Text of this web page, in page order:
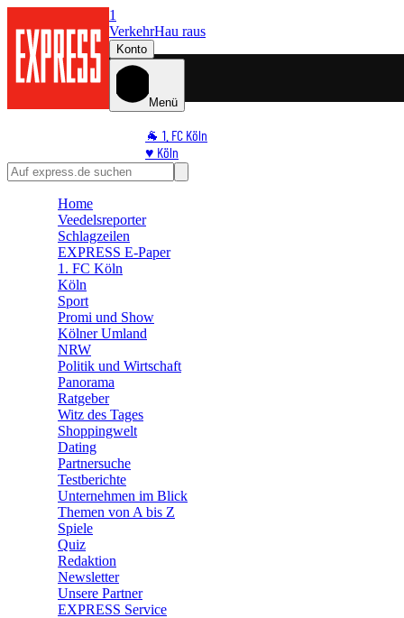
1
VerkehrHau raus
Konto
Menü
🐐 1. FC Köln
♥️ Köln
⭐ Promi
🛒 Shoppingwelt
Home
Veedelsreporter
Schlagzeilen
EXPRESS E-Paper
1. FC Köln
Köln
Sport
Promi und Show
Kölner Umland
NRW
Politik und Wirtschaft
Panorama
Ratgeber
Witz des Tages
Shoppingwelt
Dating
Partnersuche
Testberichte
Unternehmen im Blick
Themen von A bis Z
Spiele
Quiz
Redaktion
Newsletter
Unsere Partner
EXPRESS Service